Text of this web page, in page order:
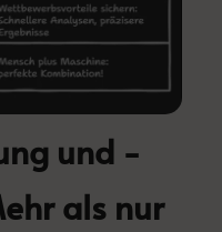
und -
als nur